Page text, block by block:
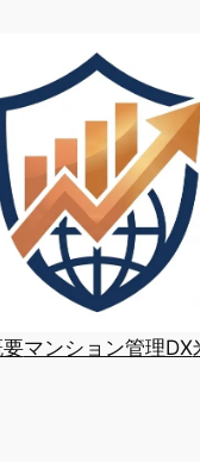
マンション管理DX